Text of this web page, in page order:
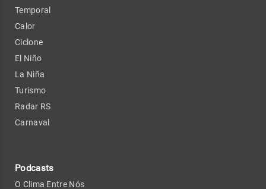
Temporal
Calor
Ciclone
El Niño
La Niña
Turismo
Radar RS
Carnaval
Podcasts
O Clima Entre Nós